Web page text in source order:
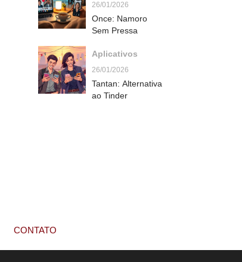
26/01/2026
Once: Namoro
Sem Pressa
Aplicativos
26/01/2026
Tantan: Alternativa
ao Tinder
CONTATO